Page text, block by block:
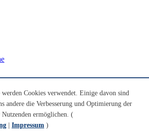
Cookies verwendet. Einige davon sind
andere die Verbesserung und Optimierung der
ermöglichen. (
Impressum )